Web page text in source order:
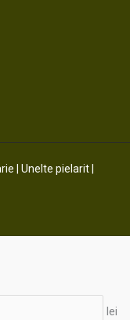
| Unelte pielarit |
lei